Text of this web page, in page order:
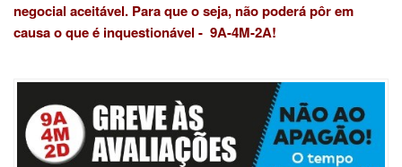
negocial aceitável. Para que o seja, não poderá pôr em
causa o que é inquestionável - 9A-4M-2A!